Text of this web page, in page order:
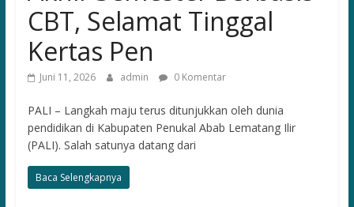
CBT, Selamat Tinggal
Kertas Pen
Juni 11, 2026 admin 0 Komentar
PALI – Langkah maju terus ditunjukkan oleh dunia
pendidikan di Kabupaten Penukal Abab Lematang Ilir
(PALI). Salah satunya datang dari
Baca Selengkapnya